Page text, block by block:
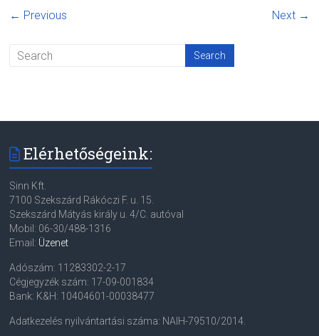
← Previous Next →
Elérhetőségeink:
Sinn Kft.
7100 Szekszárd Rákóczi F. u. 15.
Szekszárd Mátyás király u. 4/C. autóval
Mobil: 06-30/488-1316
Email: Üzenet
Adószám: 11283302-2-17
Cégjegyzék szám: 17-09-001834
Bank: K&H: 10404601-00038477
Adatkezelés nyilvántartási száma: NAIH-79510/2014.